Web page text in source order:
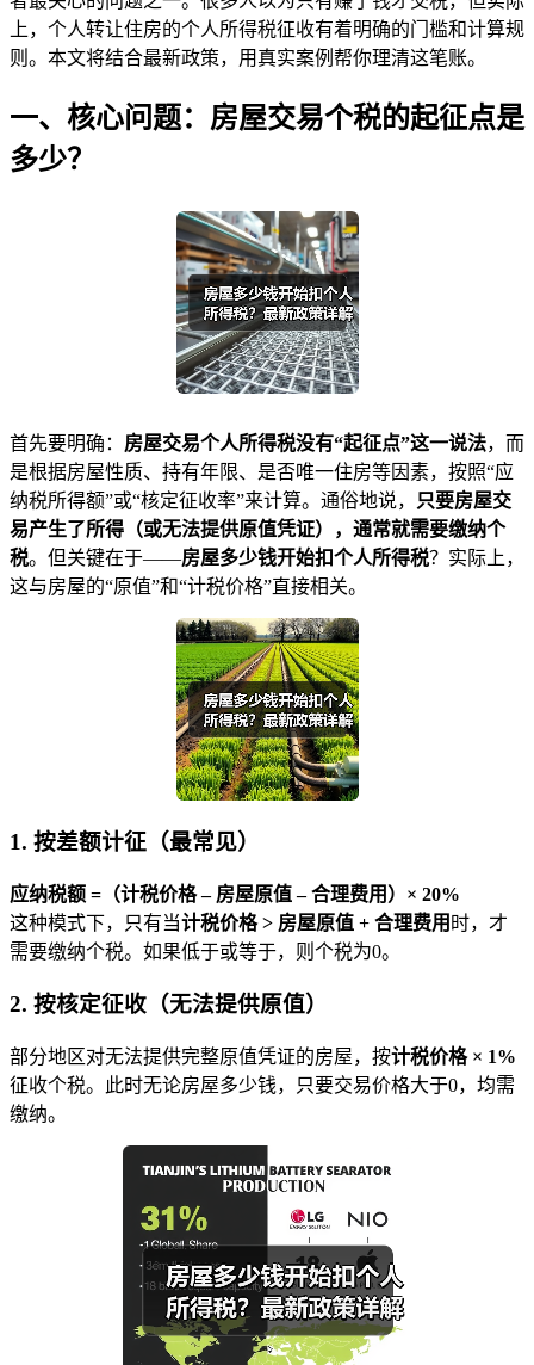
上，个人转让住房的个人所得税征收有着明确的门槛和计算规
则。本文将结合最新政策，用真实案例帮你理清这笔账。
一、核心问题：房屋交易个税的起征点是
多少？
首先要明确： 房屋交易个人所得税没有“起征点”这一说法，而
是根据房屋性质、持有年限、是否唯一住房等因素，按照“应
纳税所得额”或“核定征收率”来计算。通俗地说，
只要房屋交
易产生了所得（或无法提供原值凭证），通常就需要缴纳个
税。但关键在于——房屋多少钱开始扣个人所得税？实际上，
这与房屋的“原值”和“计税价格”直接相关。
1. 按差额计征（最常见）
应纳税额 =（计税价格 – 房屋原值 – 合理费用）× 20%
这种模式下，只有当计税价格 > 房屋原值 + 合理费用 时，才
需要缴纳个税。如果低于或等于，则个税为0。
2. 按核定征收（无法提供原值）
部分地区对无法提供完整原值凭证的房屋，按计税价格 × 1%
征收个税。此时无论房屋多少钱，只要交易价格大于0，均需
缴纳。